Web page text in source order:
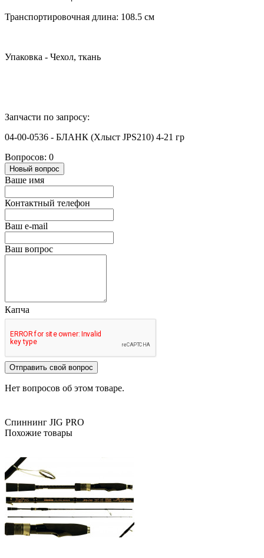
Транспортировочная длина: 108.5 см
Упаковка - Чехол, ткань
Запчасти по запросу:
04-00-0536 - БЛАНК (Хлыст JPS210) 4-21 гр
Вопросов: 0
Новый вопрос
Ваше имя
Контактный телефон
Ваш e-mail
Ваш вопрос
Капча
Отправить свой вопрос
Нет вопросов об этом товаре.
Спиннинг JIG PRO
Похожие товары